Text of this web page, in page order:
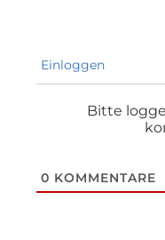
Einloggen
Bitte
0 KOMMENTARE